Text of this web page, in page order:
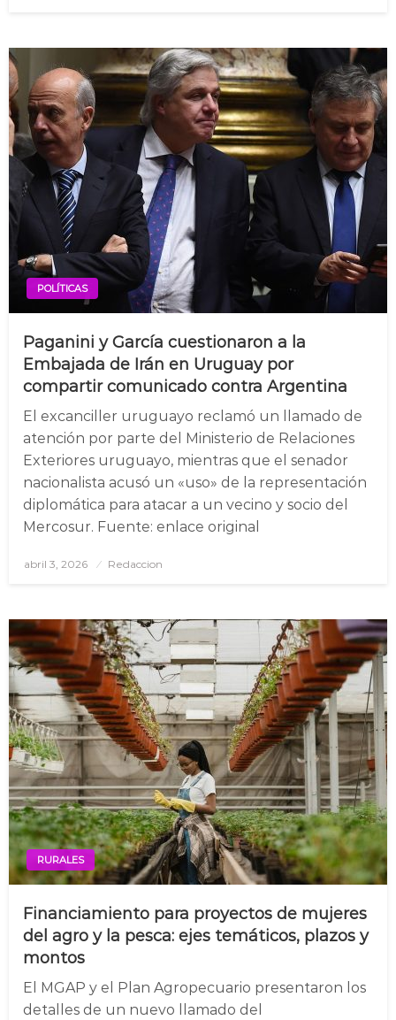
POLÍTICAS
Paganini y García cuestionaron a la
Embajada de Irán en Uruguay por
compartir comunicado contra Argentina
El excanciller uruguayo reclamó un llamado de
atención por parte del Ministerio de Relaciones
Exteriores uruguayo, mientras que el senador
nacionalista acusó un «uso» de la representación
diplomática para atacar a un vecino y socio del
Mercosur. Fuente: enlace original
Posted
abril 3, 2026 Redaccion
RURALES
Financiamiento para proyectos de mujeres
del agro y la pesca: ejes temáticos, plazos y
montos
El MGAP y el Plan Agropecuario presentaron los
detalles de un nuevo llamado del